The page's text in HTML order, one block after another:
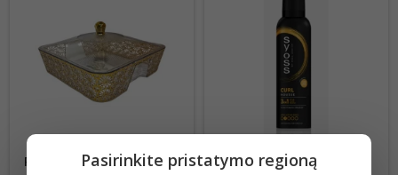
PLASTIKINĖ SERVIRAVIMO
PLAUKŲ PUTOS SYOSS
Pasirinkite pristatymo regioną